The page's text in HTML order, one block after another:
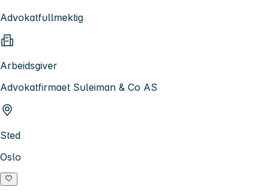
Advokatfullmektig
Arbeidsgiver
Advokatfirmaet Suleiman & Co AS
Sted
Oslo